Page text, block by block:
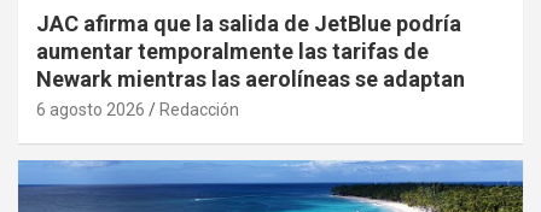
JAC afirma que la salida de JetBlue podría
aumentar temporalmente las tarifas de
Newark mientras las aerolíneas se adaptan
6 agosto 2026 Redacción